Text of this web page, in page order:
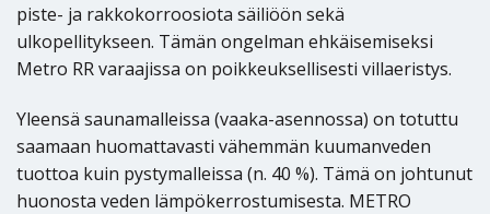
piste- ja rakkokorroosiota säiliöön sekä
ulkopellitykseen. Tämän ongelman ehkäisemiseksi
Metro RR varaajissa on poikkeuksellisesti villaeristys.
Yleensä saunamalleissa (vaaka-asennossa) on totuttu
saamaan huomattavasti vähemmän kuumanveden
tuottoa kuin pystymalleissa (n. 40 %). Tämä on johtunut
huonosta veden lämpökerrostumisesta. METRO